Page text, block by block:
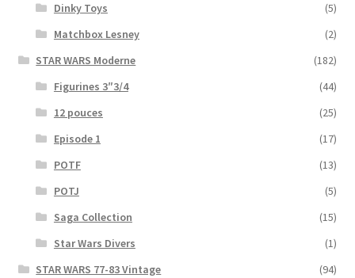
Dinky Toys
(5)
Matchbox Lesney
(2)
STAR WARS Moderne
(182)
Figurines 3″3/4
(44)
12 pouces
(25)
Episode 1
(17)
POTF
(13)
POTJ
(5)
Saga Collection
(15)
Star Wars Divers
(1)
STAR WARS 77-83 Vintage
(94)